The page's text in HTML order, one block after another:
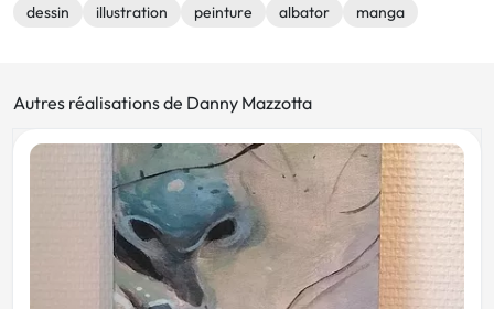
dessin illustration peinture albator manga
Autres réalisations de Danny Mazzotta